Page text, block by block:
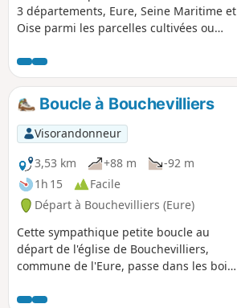
3 départements, Eure, Seine Maritime et
Oise parmi les parcelles cultivées ou
patrimoine bâti.
Boucle à Bouchevilliers
Visorandonneur
3,53 km
+88 m
-92 m
1h 15
Facile
Départ à Bouchevilliers (Eure)
Cette sympathique petite boucle au
départ de l'église de Bouchevilliers,
commune de l'Eure, passe dans les bois
offre ses paysages vallonnés.